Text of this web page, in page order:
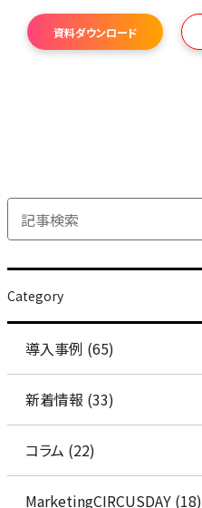
資料ダウンロード
Category
導入事例 (65)
新着情報 (33)
コラム (22)
MarketingCIRCUSDAY (18)